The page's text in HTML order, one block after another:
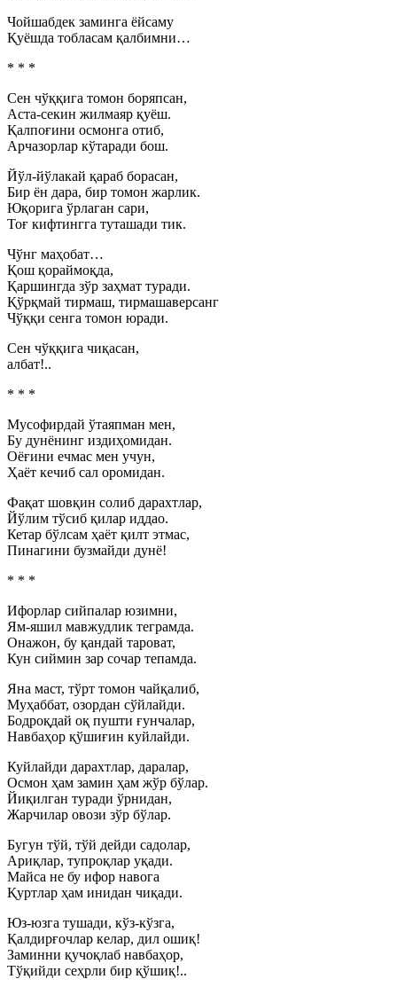
Чойшабдек заминга ёйсаму
Қуёшда тобласам қалбимни…
* * *
Сен чўққига томон боряпсан,
Аста-секин жилмаяр қуёш.
Қалпоғини осмонга отиб,
Арчазорлар кўтаради бош.
Йўл-йўлакай қараб борасан,
Бир ён дара, бир томон жарлик.
Юқорига ўрлаган сари,
Тоғ кифтингга туташади тик.
Чўнг маҳобат…
Қош қораймоқда,
Қаршингда зўр заҳмат туради.
Қўрқмай тирмаш, тирмашаверсанг
Чўққи сенга томон юради.
Сен чўққига чиқасан,
албат!..
* * *
Мусофирдай ўтаяпман мен,
Бу дунёнинг издиҳомидан.
Оёғини ечмас мен учун,
Ҳаёт кечиб сал оромидан.
Фақат шовқин солиб дарахтлар,
Йўлим тўсиб қилар иддао.
Кетар бўлсам ҳаёт қилт этмас,
Пинагини бузмайди дунё!
* * *
Ифорлар сийпалар юзимни,
Ям-яшил мавжудлик теграмда.
Онажон, бу қандай тароват,
Кун сиймин зар сочар тепамда.
Яна маст, тўрт томон чайқалиб,
Муҳаббат, озордан сўйлайди.
Бодроқдай оқ пушти ғунчалар,
Навбаҳор қўшиғин куйлайди.
Куйлайди дарахтлар, даралар,
Осмон ҳам замин ҳам жўр бўлар.
Йиқилган туради ўрнидан,
Жарчилар овози зўр бўлар.
Бугун тўй, тўй дейди садолар,
Ариқлар, тупроқлар уқади.
Майса не бу ифор навога
Қуртлар ҳам инидан чиқади.
Юз-юзга тушади, кўз-кўзга,
Қалдирғочлар келар, дил ошиқ!
Заминни қучоқлаб навбаҳор,
Тўқийди сеҳрли бир қўшиқ!..